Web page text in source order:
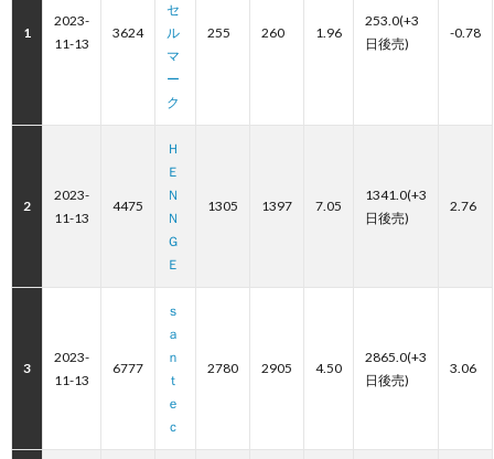
1
2023-
11-13
3624
セ
ル
マ
ー
ク
255 260 1.96
253.0(+3
日後売)
-0.78
2
2023-
11-13
4475
Ｈ
Ｅ
Ｎ
Ｎ
Ｇ
Ｅ
1305 1397 7.05
1341.0(+3
日後売)
2.76
3
2023-
11-13
6777
ｓ
ａ
ｎ
ｔ
ｅ
ｃ
2780 2905 4.50
2865.0(+3
日後売)
3.06